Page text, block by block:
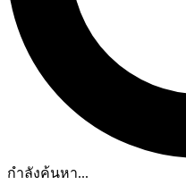
กำลังค้นหา...